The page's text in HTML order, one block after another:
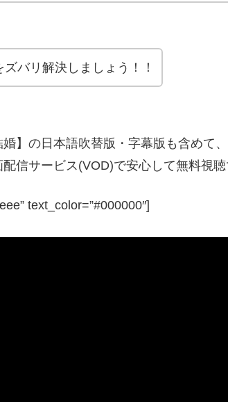
ズバリ解決しましょう！！
】の日本語吹替版・字幕版も含めて
信サービス(VOD)で安心して無料視聴
text_color=”#000000″]